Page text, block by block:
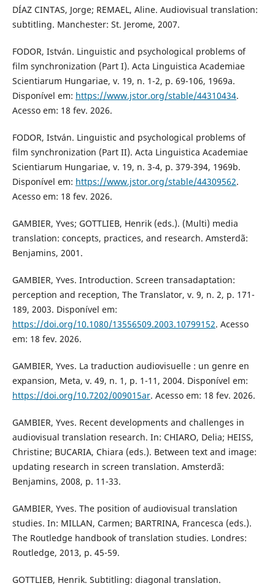
DÍAZ CINTAS, Jorge; REMAEL, Aline. Audiovisual translation:
subtitling. Manchester: St. Jerome, 2007.
FODOR, István. Linguistic and psychological problems of
film synchronization (Part I). Acta Linguistica Academiae
Scientiarum Hungariae, v. 19, n. 1-2, p. 69-106, 1969a.
Disponível em: https://www.jstor.org/stable/44310434.
Acesso em: 18 fev. 2026.
FODOR, István. Linguistic and psychological problems of
film synchronization (Part II). Acta Linguistica Academiae
Scientiarum Hungariae, v. 19, n. 3-4, p. 379-394, 1969b.
Disponível em: https://www.jstor.org/stable/44309562.
Acesso em: 18 fev. 2026.
GAMBIER, Yves; GOTTLIEB, Henrik (eds.). (Multi) media
translation: concepts, practices, and research. Amsterdã:
Benjamins, 2001.
GAMBIER, Yves. Introduction. Screen transadaptation:
perception and reception, The Translator, v. 9, n. 2, p. 171-
189, 2003. Disponível em:
https://doi.org/10.1080/13556509.2003.10799152. Acesso
em: 18 fev. 2026.
GAMBIER, Yves. La traduction audiovisuelle : un genre en
expansion, Meta, v. 49, n. 1, p. 1-11, 2004. Disponível em:
https://doi.org/10.7202/009015ar. Acesso em: 18 fev. 2026.
GAMBIER, Yves. Recent developments and challenges in
audiovisual translation research. In: CHIARO, Delia; HEISS,
Christine; BUCARIA, Chiara (eds.). Between text and image:
updating research in screen translation. Amsterdã:
Benjamins, 2008, p. 11-33.
GAMBIER, Yves. The position of audiovisual translation
studies. In: MILLAN, Carmen; BARTRINA, Francesca (eds.).
The Routledge handbook of translation studies. Londres:
Routledge, 2013, p. 45-59.
GOTTLIEB, Henrik. Subtitling: diagonal translation.